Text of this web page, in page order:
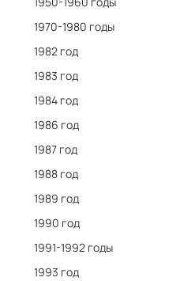
1970-1980 годы
1982 год
1983 год
1984 год
1986 год
1987 год
1988 год
1989 год
1990 год
1991-1992 годы
1993 год